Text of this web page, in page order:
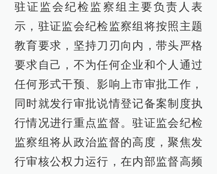
驻证监会纪检监察组主要负责人表
示，驻证监会纪检监察组将按照主题
教育要求，坚持刀刃向内，带头严格
要求自己，不为任何企业和个人通过
任何形式干预、影响上市审批工作，
同时就发行审批说情登记备案制度执
行情况进行重点监督。驻证监会纪检
监察组将从政治监督的高度，聚焦发
行审核公权力运行，在内部监督高频